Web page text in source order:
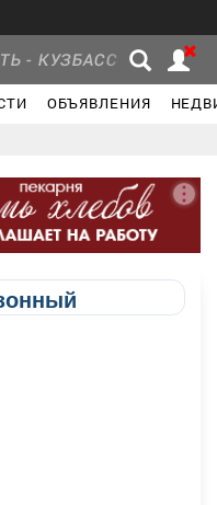
- КУЗБАСС
ОБЪЯВЛЕНИЯ
Услуги